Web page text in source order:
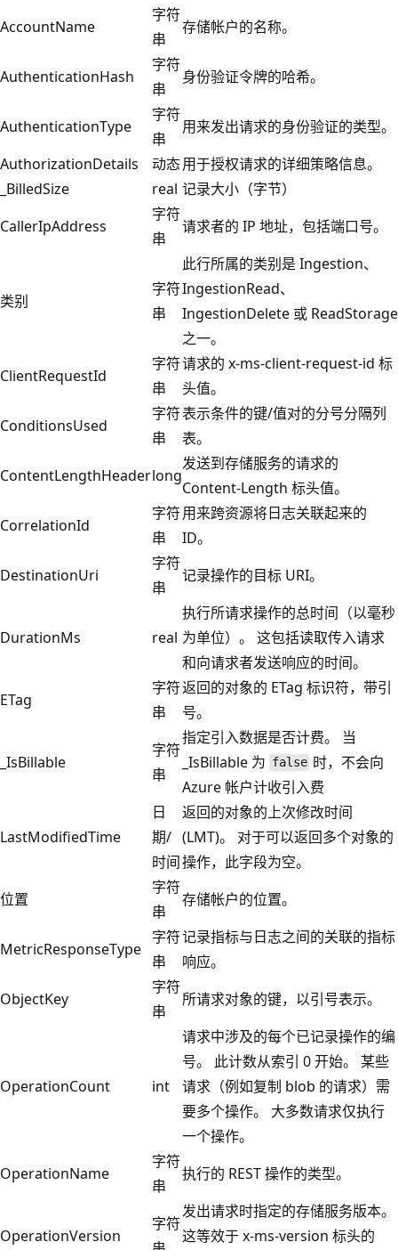
AccountName
字符
串
存储帐户的名称。
AuthenticationHash
字符
串
身份验证令牌的哈希。
AuthenticationType
字符
串
用来发出请求的身份验证的类型。
AuthorizationDetails
动态用于授权请求的详细策略信息。
_BilledSize
real 记录大小（字节）
CallerIpAddress
字符
串
请求者的 IP 地址，包括端口号。
类别
字符
串
此行所属的类别是 Ingestion、
IngestionRead、
IngestionDelete 或 ReadStorage
之一。
ClientRequestId
字符
串
请求的 x-ms-client-request-id 标
头值。
ConditionsUsed
字符
串
表示条件的键/值对的分号分隔列
表。
ContentLengthHeaderlong
发送到存储服务的请求的
Content-Length 标头值。
CorrelationId
字符
串
用来跨资源将日志关联起来的
ID。
DestinationUri
字符
串
记录操作的目标 URI。
DurationMs real
执行所请求操作的总时间（以毫秒
为单位）。 这包括读取传入请求
和向请求者发送响应的时间。
ETag
字符
串
返回的对象的 ETag 标识符，带引
号。
_IsBillable
字符
串
指定引入数据是否计费。 当
_IsBillable 为 false 时，不会向
Azure 帐户计收引入费
LastModifiedTime
日
期/
时间
返回的对象的上次修改时间
(LMT)。 对于可以返回多个对象的
操作，此字段为空。
位置
字符
串
存储帐户的位置。
MetricResponseType
字符
串
记录指标与日志之间的关联的指标
响应。
ObjectKey
字符
串
所请求对象的键，以引号表示。
OperationCount int
请求中涉及的每个已记录操作的编
号。 此计数从索引 0 开始。 某些
请求（例如复制 blob 的请求）需
要多个操作。 大多数请求仅执行
一个操作。
OperationName
字符
串
执行的 REST 操作的类型。
OperationVersion
字符
发出请求时指定的存储服务版本。
这等效于 x-ms-version 标头的